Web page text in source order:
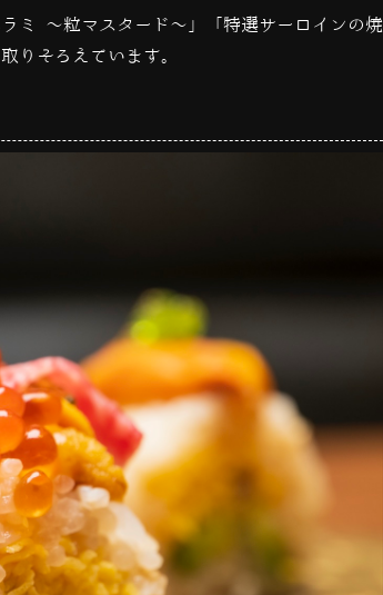
ミ ～粒マスタード～」「特選サーロインの焼
りそろえています。